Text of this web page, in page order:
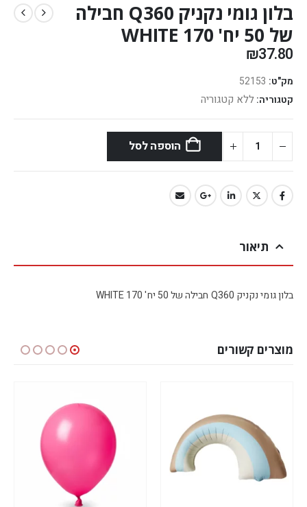
בלון גומי נקניק Q360 חבילה
של 50 יח' WHITE 170
₪37.80
מק"ט: 52153
קטגוריה: ללא קטגוריה
הוספה לסל
תיאור
בלון גומי נקניק Q360 חבילה של 50 יח' WHITE 170
מוצרים קשורים